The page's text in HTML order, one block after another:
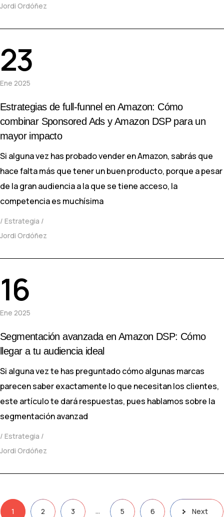
Jordi Ordóñez
23
Ene 2025
Estrategias de full-funnel en Amazon: Cómo
combinar Sponsored Ads y Amazon DSP para un
mayor impacto
Si alguna vez has probado vender en Amazon, sabrás que
hace falta más que tener un buen producto, porque a pesar
de la gran audiencia a la que se tiene acceso, la
competencia es muchísima
Estrategia
Jordi Ordóñez
16
Ene 2025
Segmentación avanzada en Amazon DSP: Cómo
llegar a tu audiencia ideal
Si alguna vez te has preguntado cómo algunas marcas
parecen saber exactamente lo que necesitan los clientes,
este artículo te dará respuestas, pues hablamos sobre la
segmentación avanzad
Estrategia
Jordi Ordóñez
1 2 3 … 5 6 Next